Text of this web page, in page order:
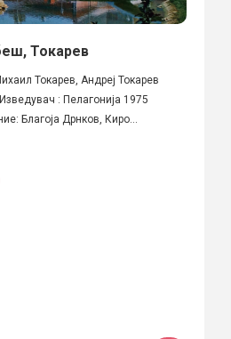
Токарев
Токарев, Андреј Токарев
: Пелагонија 1975
Благоја Дрнков, Киро...